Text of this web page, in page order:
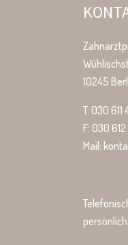
10245
T: 030 611
F: 030
Mail: